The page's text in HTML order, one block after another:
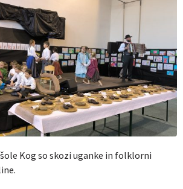
Kog so skozi uganke in folklorni